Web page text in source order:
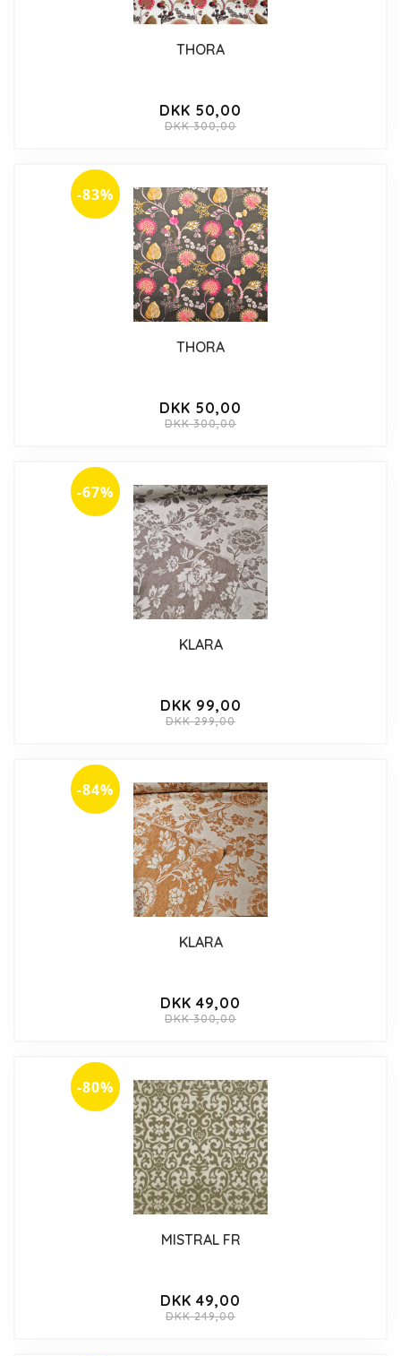
THORA
DKK 50,00
DKK 300,00
-83%
THORA
DKK 50,00
DKK 300,00
-67%
KLARA
DKK 99,00
DKK 299,00
-84%
KLARA
DKK 49,00
DKK 300,00
-80%
MISTRAL FR
DKK 49,00
DKK 249,00